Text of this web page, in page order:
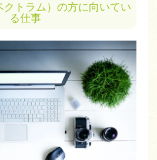
クトラム）の方に向いてい
る仕事